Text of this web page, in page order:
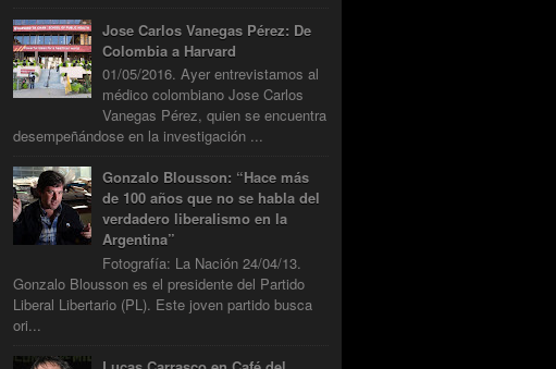
Jose Carlos Vanegas Pérez: De
Colombia a Harvard
01/05/2016. Ayer entrevistamos al
médico colombiano Jose Carlos
Vanegas Pérez, quien se encuentra
desempeñándose en la investigación ...
Gonzalo Blousson: “Hace más
de 100 años que no se habla del
verdadero liberalismo en la
Argentina”
Fotografía: La Nación 24/04/13.
Gonzalo Blousson es el presidente del Partido
Liberal Libertario (PL). Este joven partido busca
ori...